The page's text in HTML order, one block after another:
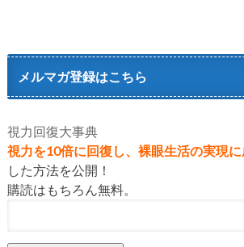
メルマガ登録はこちら
視力回復大事典
視力を10倍に回復し、裸眼生活の実現
した方法を公開！
購読はもちろん無料。